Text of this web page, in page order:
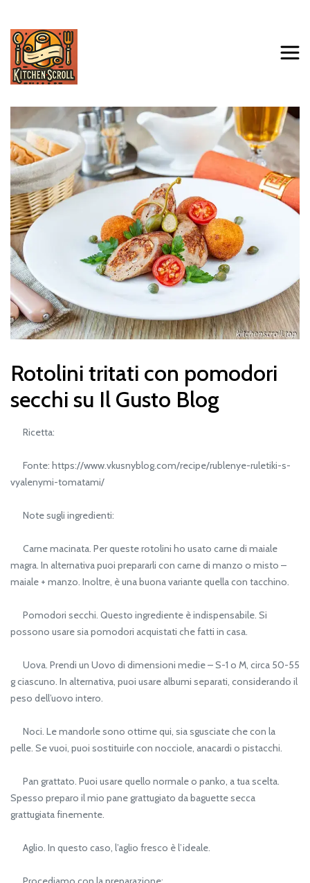
Rotolini tritati con pomodori
secchi su Il Gusto Blog
Ricetta:
Fonte: https://www.vkusnyblog.com/recipe/rublenye-ruletiki-s-
vyalenymi-tomatami/
Note sugli ingredienti:
Carne macinata. Per queste rotolini ho usato carne di maiale
magra. In alternativa puoi prepararli con carne di manzo o misto –
maiale + manzo. Inoltre, è una buona variante quella con tacchino.
Pomodori secchi. Questo ingrediente è indispensabile. Si
possono usare sia pomodori acquistati che fatti in casa.
Uova. Prendi un Uovo di dimensioni medie – S-1 o M, circa 50-55
g ciascuno. In alternativa, puoi usare albumi separati, considerando il
peso dell’uovo intero.
Noci. Le mandorle sono ottime qui, sia sgusciate che con la
pelle. Se vuoi, puoi sostituirle con nocciole, anacardi o pistacchi.
Pan grattato. Puoi usare quello normale o panko, a tua scelta.
Spesso preparo il mio pane grattugiato da baguette secca
grattugiata finemente.
Aglio. In questo caso, l’aglio fresco è l’ideale.